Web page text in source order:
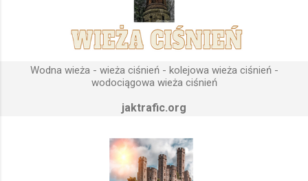
Konstrukcja, aby mogła być w pełni funkcjonalna musi zostać
wybudowana na najwyższym lokalnym wzniesieniu. Ponieważ
gromadząca się woda w zbiorniku wieży ciśnień musi być
umieszczona wyżej, niż instalacje wodne znajdujące się u
odbiorców. Schema...
Wodna wieża - wieża ciśnień - kolejowa wieża ciśnień -
wodociągowa wieża ciśnień
jaktrafic.org